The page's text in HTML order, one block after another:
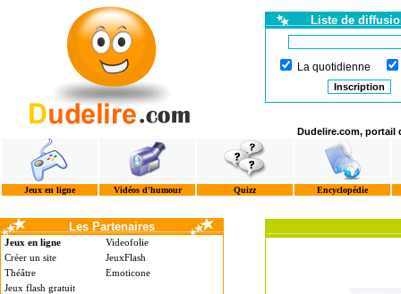
Liste de
La quotidienne
Dudelire.com, portail
Jeux en ligne Vidéos d'humour Quizz Encyclopédie
Les Partenaires
Jeux en ligne
Créer un site
Théâtre
Jeux flash gratuit
Videofolie
JeuxFlash
Emoticone